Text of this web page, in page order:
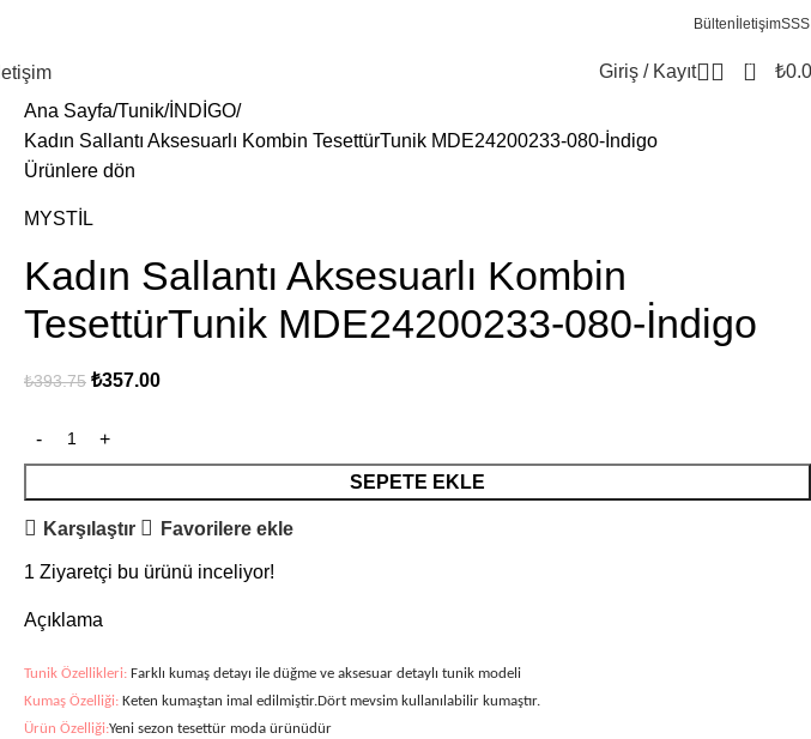
Bülten İletişimSSS
İletişim Giriş / Kayıt 0 ₺
Ana Sayfa Tunik İNDİGO
Kadın Sallantı Aksesuarlı Kombin TesettürTunik MDE24200233-080-İndigo
Ürünlere dön
MYSTİL
Kadın Sallantı Aksesuarlı Kombin
TesettürTunik MDE24200233-080-İndigo
₺393.75 ₺357.00
SEPETE EKLE
Karşılaştır Favorilere ekle
1 Ziyaretçi bu ürünü inceliyor!
Açıklama
Tunik Özellikleri: Farklı kumaş detayı ile düğme ve aksesuar detaylı tunik modeli
Kumaş Özelliği: Keten kumaştan imal edilmiştir.Dört mevsim kullanılabilir kumaştır.
Ürün Özelliği:Yeni sezon tesettür moda ürünüdür